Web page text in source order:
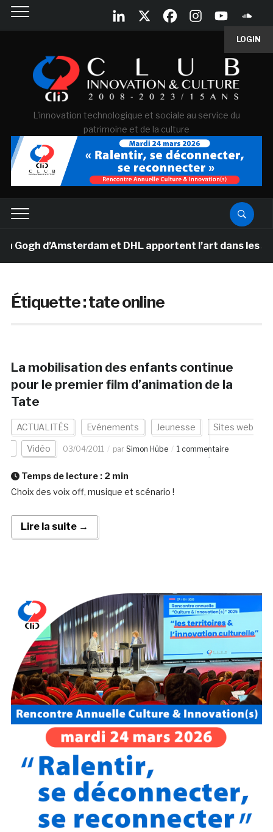
LOGIN
L'innovation technologique et sociale au service du
patrimoine et de la culture
d’Amsterdam et DHL apportent l’art dans les
Étiquette :tate online
La mobilisation des enfants continue
pour le premier film d’animation de la
Tate
ACTUALITÉS Evénements Jeunesse Sites web
Vidéo 03/04/2011 par Simon Hübe 1 commentaire
Temps de lecture : 2 min
Choix des voix off, musique et scénario !
Lire la suite →